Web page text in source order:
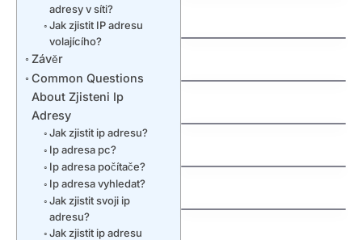
adresy v síti?
Jak zjistit IP adresu
volajícího?
Závěr
Common Questions
About Zjisteni Ip
Adresy
Jak zjistit ip adresu?
Ip adresa pc?
Ip adresa počítače?
Ip adresa vyhledat?
Jak zjistit svoji ip
adresu?
Jak zjistit ip adresu